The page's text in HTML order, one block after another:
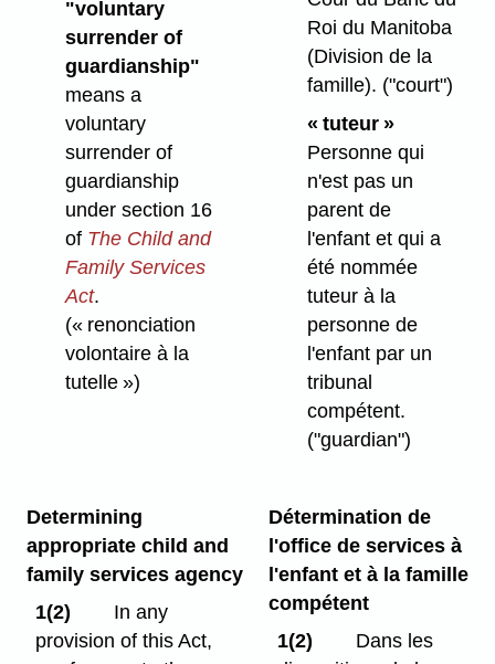
"voluntary
surrender of
guardianship"
means a
voluntary
surrender of
guardianship
under section 16
of The Child and
Family Services
Act.
(« renonciation
volontaire à la
tutelle »)
Roi du Manitoba
(Division de la
famille). ("court")
« tuteur »
Personne qui
n'est pas un
parent de
l'enfant et qui a
été nommée
tuteur à la
personne de
l'enfant par un
tribunal
compétent.
("guardian")
Determining
appropriate child and
family services agency
1(2)
In any
provision of this Act,
Détermination de
l'office de services à
l'enfant et à la famille
compétent
1(2)
Dans les